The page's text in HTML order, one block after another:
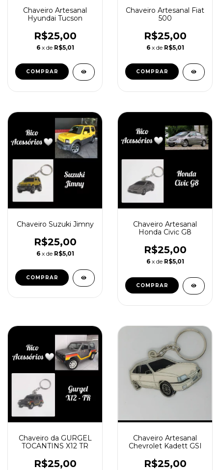
Chaveiro Artesanal
Hyundai Tucson
R$25,00
6 x de R$5,01
COMPRAR
Chaveiro Artesanal Fiat
500
R$25,00
6 x de R$5,01
COMPRAR
Chaveiro Suzuki Jimny
R$25,00
6 x de R$5,01
Chaveiro Artesanal
Honda Civic G8
R$25,00
6 x de R$5,01
Chaveiro da GURGEL
TOCANTINS X12 TR
R$25,00
Chaveiro Artesanal
Chevrolet Kadett GSI
R$25,00